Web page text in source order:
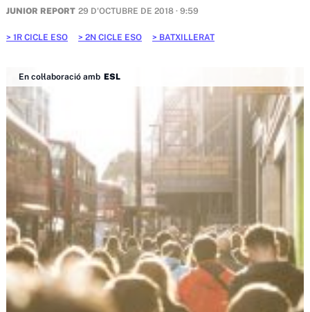
JUNIOR REPORT 29 D'OCTUBRE DE 2018 · 9:59
1R CICLE ESO 2N CICLE ESO BATXILLERAT
En col·laboració amb ESL